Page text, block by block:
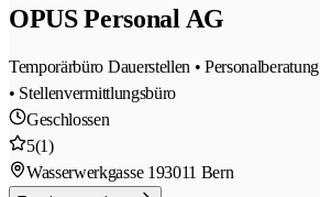
OPUS Personal AG
Temporärbüro Dauerstellen • Personalberatung
• Stellenvermittlungsbüro
Geschlossen
5(1)
Wasserwerkgasse 193011 Bern